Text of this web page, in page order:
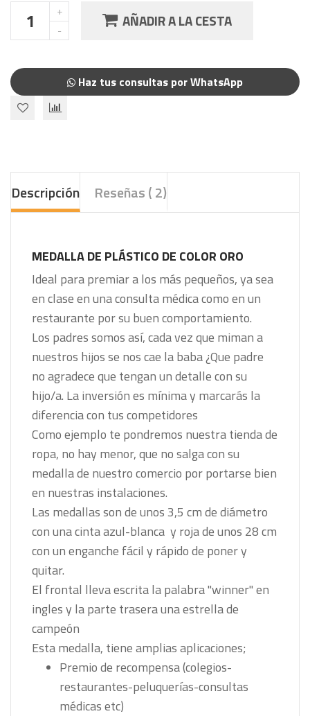
AÑADIR A LA CESTA
Haz tus consultas por WhatsApp
Descripción Reseñas ( 2)
MEDALLA DE PLÁSTICO DE COLOR ORO
Ideal para premiar a los más pequeños, ya sea
en clase en una consulta médica como en un
restaurante por su buen comportamiento.
Los padres somos así, cada vez que miman a
nuestros hijos se nos cae la baba ¿Que padre
no agradece que tengan un detalle con su
hijo/a. La inversión es mínima y marcarás la
diferencia con tus competidores
Como ejemplo te pondremos nuestra tienda de
ropa, no hay menor, que no salga con su
medalla de nuestro comercio por portarse bien
en nuestras instalaciones.
Las medallas son de unos 3,5 cm de diámetro
con una cinta azul-blanca y roja de unos 28 cm
con un enganche fácil y rápido de poner y
quitar.
El frontal lleva escrita la palabra "winner" en
ingles y la parte trasera una estrella de
campeón
Esta medalla, tiene amplias aplicaciones;
Premio de recompensa (colegios-
restaurantes-peluquerías-consultas
médicas etc)